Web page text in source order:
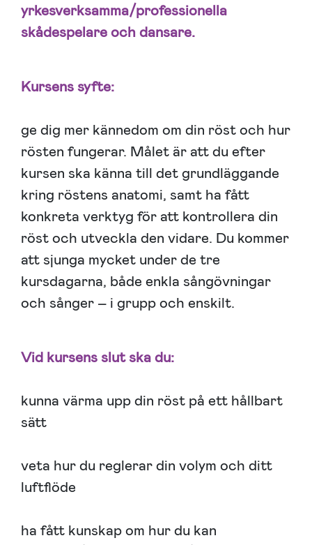
yrkesverksamma/professionella
skådespelare och dansare.
Kursens syfte:
ge dig mer kännedom om din röst och hur
rösten fungerar. Målet är att du efter
kursen ska känna till det grundläggande
kring röstens anatomi, samt ha fått
konkreta verktyg för att kontrollera din
röst och utveckla den vidare. Du kommer
att sjunga mycket under de tre
kursdagarna, både enkla sångövningar
och sånger – i grupp och enskilt.
Vid kursens slut ska du:
kunna värma upp din röst på ett hållbart
sätt
veta hur du reglerar din volym och ditt
luftflöde
ha fått kunskap om hur du kan